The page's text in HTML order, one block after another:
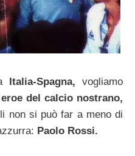
Italia-Spagna, vogliamo
del calcio nostrano,
non si può far a meno di
Paolo Rossi.